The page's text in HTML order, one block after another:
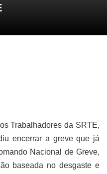
Trabalhadores da SRTE,
encerrar a greve que já
Nacional de Greve,
baseada no desgaste e